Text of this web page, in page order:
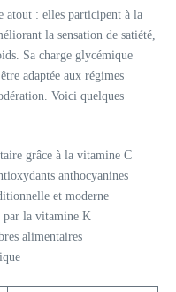
atout : elles participent à la
la sensation de satiété,
Sa charge glycémique
adaptée aux régimes
Voici quelques
grâce à la vitamine C
anthocyanines
et moderne
par la vitamine K
alimentaires